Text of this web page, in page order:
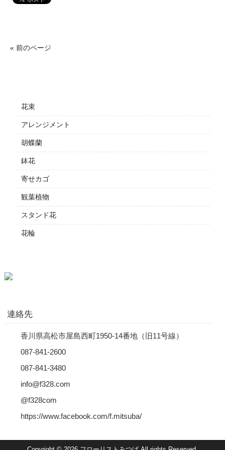
« 前のページ
花束
アレンジメント
胡蝶蘭
鉢花
寄せカゴ
観葉植物
スタンド花
花輪
連絡先
香川県高松市屋島西町1950-14番地（旧11号線）
087-841-2600
087-841-3480
info@f328.com
@f328com
https://www.facebook.com/f.mitsuba/